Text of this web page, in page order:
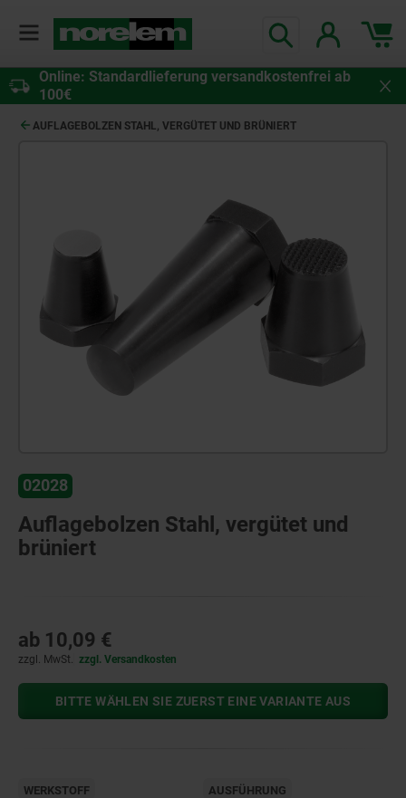
Online: Standardlieferung versandkostenfrei ab
100€
AUFLAGEBOLZEN STAHL, VERGÜTET UND BRÜNIERT
02028
Auflagebolzen Stahl, vergütet und
brüniert
ab 10,09 €
zzgl. MwSt. zzgl. Versandkosten
BITTE WÄHLEN SIE ZUERST EINE VARIANTE AUS
WERKSTOFF AUSFÜHRUNG